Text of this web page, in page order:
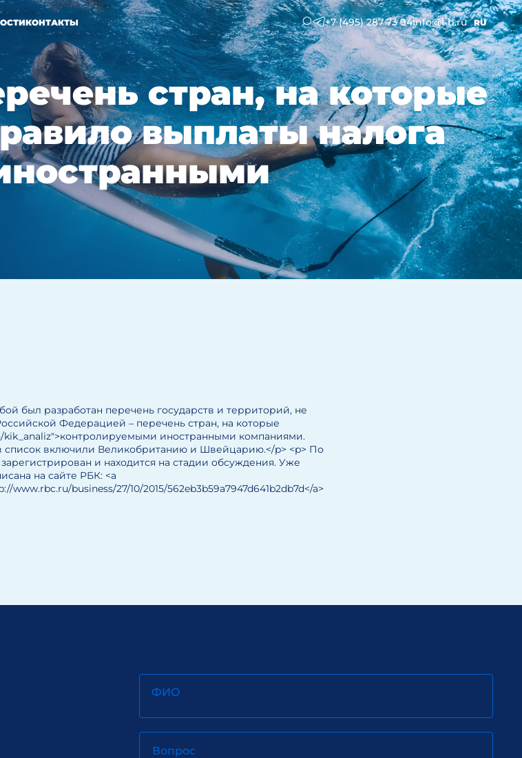
КОНТАКТЫ +7 (495) 287 73 94info@l-b.ru RU
стран, на которые
выплаты налога
был разработан перечень государств и территорий, не
Федерацией – перечень стран, на которые
kik_analiz">контролируемыми иностранными компаниями.
список включили Великобританию и Швейцарию.</p> <p> По
и находится на стадии обсуждения. Уже
на сайте РБК: <a
business/27/10/2015/562eb3b59a7947d641b2db7d</a>
ФИО
Вопрос